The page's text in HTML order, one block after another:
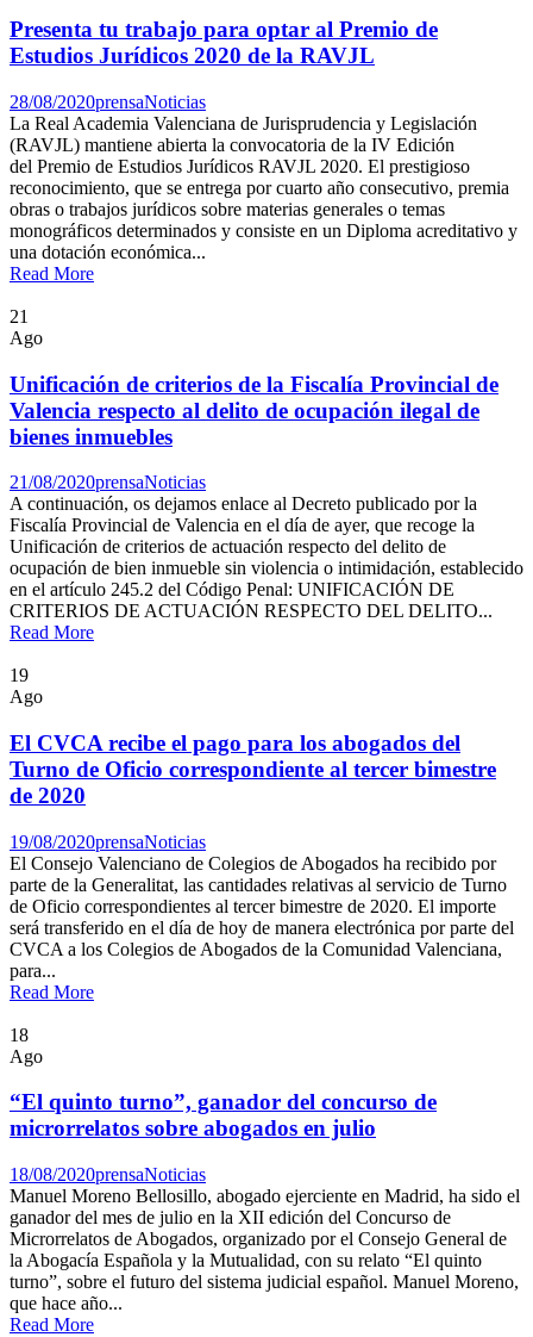
Presenta tu trabajo para optar al Premio de
Estudios Jurídicos 2020 de la RAVJL
28/08/2020prensaNoticias
La Real Academia Valenciana de Jurisprudencia y Legislación
(RAVJL) mantiene abierta la convocatoria de la IV Edición
del Premio de Estudios Jurídicos RAVJL 2020. El prestigioso
reconocimiento, que se entrega por cuarto año consecutivo, premia
obras o trabajos jurídicos sobre materias generales o temas
monográficos determinados y consiste en un Diploma acreditativo y
una dotación económica...
Read More
21
Ago
Unificación de criterios de la Fiscalía Provincial de
Valencia respecto al delito de ocupación ilegal de
bienes inmuebles
21/08/2020prensaNoticias
A continuación, os dejamos enlace al Decreto publicado por la
Fiscalía Provincial de Valencia en el día de ayer, que recoge la
Unificación de criterios de actuación respecto del delito de
ocupación de bien inmueble sin violencia o intimidación, establecido
en el artículo 245.2 del Código Penal: UNIFICACIÓN DE
CRITERIOS DE ACTUACIÓN RESPECTO DEL DELITO...
Read More
19
Ago
El CVCA recibe el pago para los abogados del
Turno de Oficio correspondiente al tercer bimestre
de 2020
19/08/2020prensaNoticias
El Consejo Valenciano de Colegios de Abogados ha recibido por
parte de la Generalitat, las cantidades relativas al servicio de Turno
de Oficio correspondientes al tercer bimestre de 2020. El importe
será transferido en el día de hoy de manera electrónica por parte del
CVCA a los Colegios de Abogados de la Comunidad Valenciana,
para...
Read More
18
Ago
“El quinto turno”, ganador del concurso de
microrrelatos sobre abogados en julio
18/08/2020prensaNoticias
Manuel Moreno Bellosillo, abogado ejerciente en Madrid, ha sido el
ganador del mes de julio en la XII edición del Concurso de
Microrrelatos de Abogados, organizado por el Consejo General de
la Abogacía Española y la Mutualidad, con su relato “El quinto
turno”, sobre el futuro del sistema judicial español. Manuel Moreno,
que hace año...
Read More